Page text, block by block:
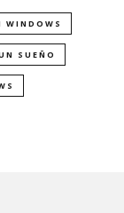
WINDOWS
SUEÑO